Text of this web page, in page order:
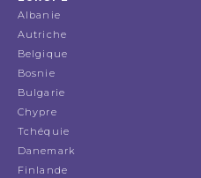
Albanie
Autriche
Belgique
Bosnie
Bulgarie
Chypre
Tchéquie
Danemark
Finlande